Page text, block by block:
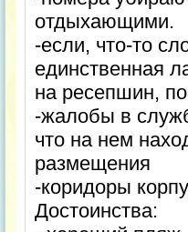
отдыхающими.
-если, что-то
единственная
на ресепшин,
-жалобы в
что на нем
размещения
-коридоры
Достоинства: